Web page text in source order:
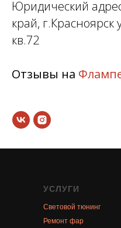
Юридический
край, г.Красноярск
кв.72
Отзывы на
УСЛУГИ
Световой тюнинг
Ремонт фар